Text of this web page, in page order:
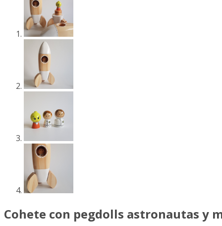
Cohete con pegdolls astronautas y